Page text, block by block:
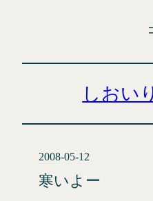
しおい
2008-05-12
寒いよー